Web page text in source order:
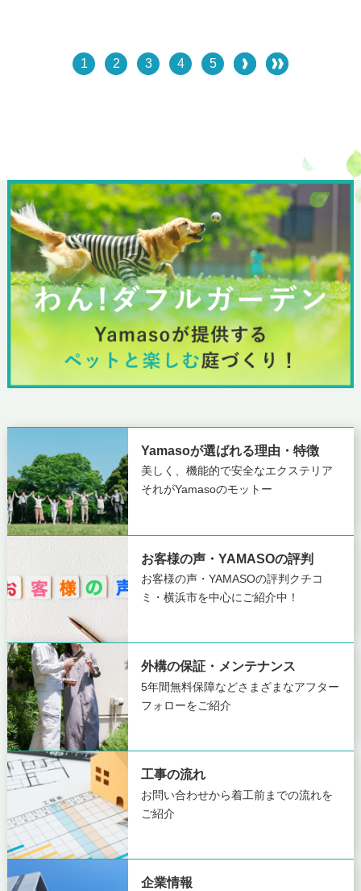
1 2 3 4 5
Yamasoが選ばれる理由・特徴
美しく、機能的で安全なエクステリア
それがYamasoのモットー
お客様の声・YAMASOの評判
お客様の声・YAMASOの評判 クチコ
ミ・横浜市を中心にご紹介中！
外構の保証・メンテナンス
5年間無料保障などさまざまなアフター
フォローをご紹介
工事の流れ
お問い合わせから着工前までの流れを
ご紹介
企業情報